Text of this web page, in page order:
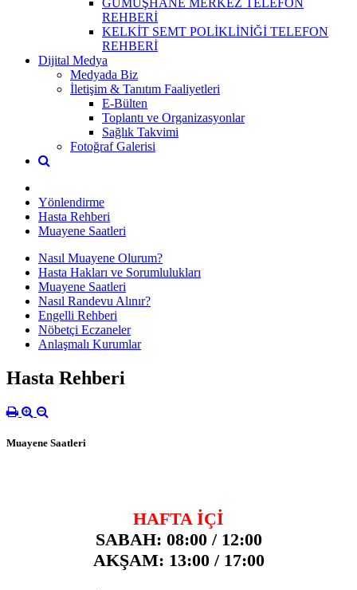
REHBERİ
KELKİT SEMT POLİKLİNİĞİ TELEFON
REHBERİ
Dijital Medya
Medyada Biz
İletişim & Tanıtım Faaliyetleri
E-Bülten
Toplantı ve Organizasyonlar
Sağlık Takvimi
Fotoğraf Galerisi
Yönlendirme
Hasta Rehberi
Muayene Saatleri
Nasıl Muayene Olurum?
Hasta Hakları ve Sorumlulukları
Muayene Saatleri
Nasıl Randevu Alınır?
Engelli Rehberi
Nöbetçi Eczaneler
Anlaşmalı Kurumlar
Hasta Rehberi
Muayene Saatleri
HAFTA İÇİ
SABAH: 08:00 / 12:00
AKŞAM: 13:00 / 17:00